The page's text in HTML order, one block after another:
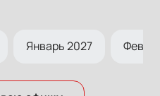
Январь 2027